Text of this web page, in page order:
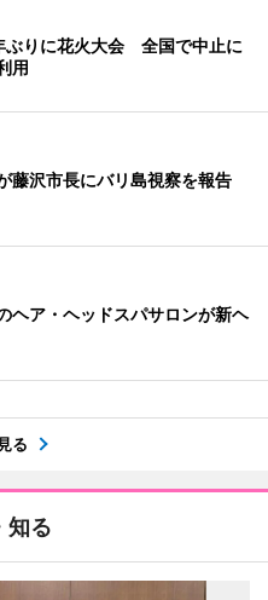
ぶりに花火大会 全国で中止に
用
藤沢市長にバリ島視察を報告
ヘア・ヘッドスパサロンが新ヘ
る
知る